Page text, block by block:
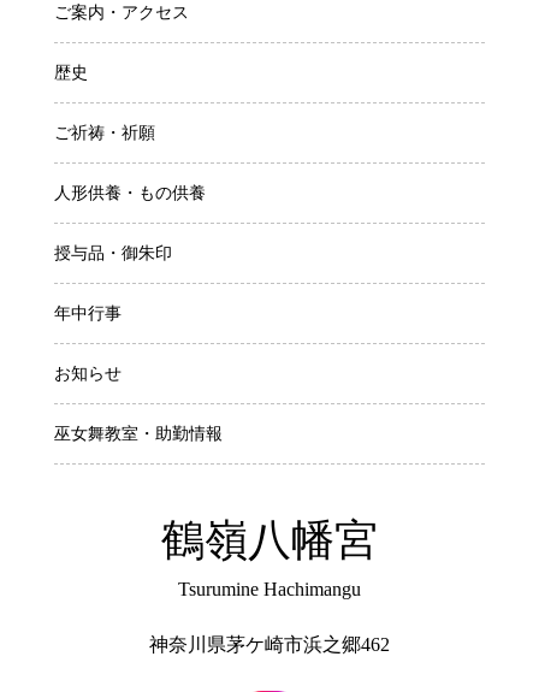
ご案内・アクセス
歴史
ご祈祷・祈願
人形供養・もの供養
授与品・御朱印
年中行事
お知らせ
巫女舞教室・助勤情報
鶴嶺八幡宮
Tsurumine Hachimangu
神奈川県茅ケ崎市浜之郷462